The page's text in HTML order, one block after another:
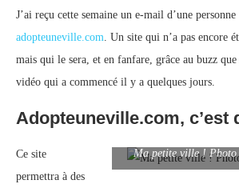
J’ai reçu cette semaine un e-mail d’une
adopteuneville.com. Un site qui n’a pas encore
mais qui le sera, et en fanfare, grâce au buzz que
vidéo qui a commencé il y a quelques jours.
Adopteuneville.com, c’est
Ma petite ville ! Photo
Ce site
permettra à des